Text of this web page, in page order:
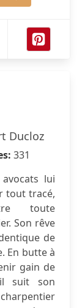
Ducloz
331
lui
tout tracé,
toute
Son rêve
de
En butte à
gain de
il suit son